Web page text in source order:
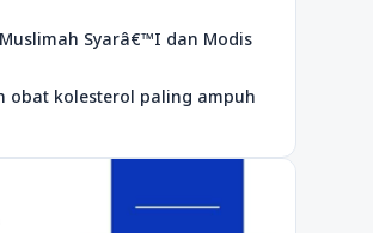
Syarâ€™I dan Modis
obat kolesterol paling ampuh